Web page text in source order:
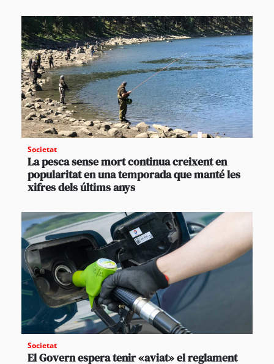
Societat
La pesca sense mort continua creixent en
popularitat en una temporada que manté les
xifres dels últims anys
Societat
El Govern espera tenir «aviat» el reglament